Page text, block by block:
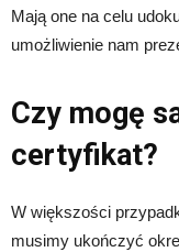
Mają one na celu
umożliwienie nam
Czy mogę
certyfikat?
W większości
musimy ukończyć